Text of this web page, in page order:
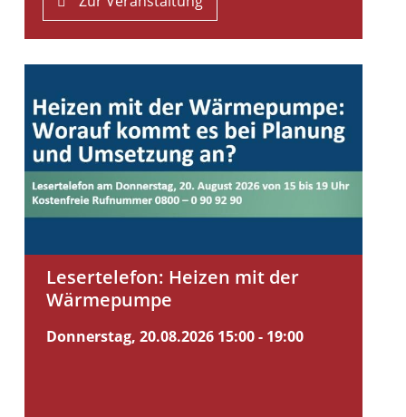
Lesertelefon: Heizen mit der
Wärmepumpe
Donnerstag, 20.08.2026 15:00 - 19:00